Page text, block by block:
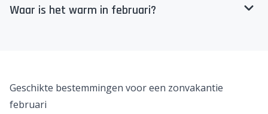
Waar is het warm in februari?
Geschikte bestemmingen voor een zonvakantie
februari